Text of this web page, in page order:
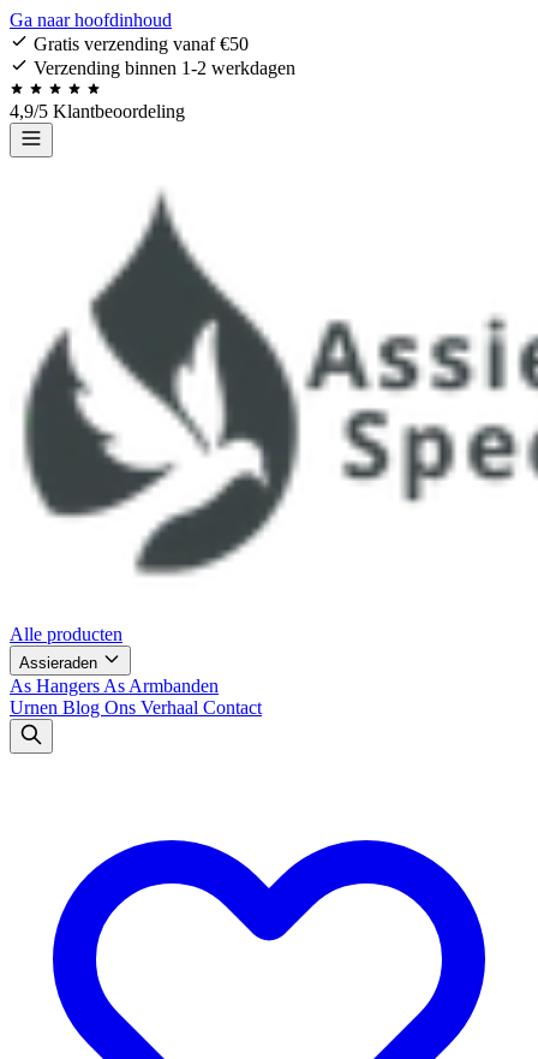
Ga naar hoofdinhoud
Gratis verzending vanaf €50
Verzending binnen 1-2 werkdagen
4,9/5 Klantbeoordeling
Alle producten
Assieraden
As Hangers As Armbanden
Urnen Blog Ons Verhaal Contact